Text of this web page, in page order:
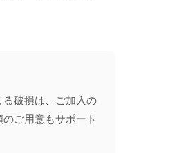
破損は、ご加入の
ご用意もサポート